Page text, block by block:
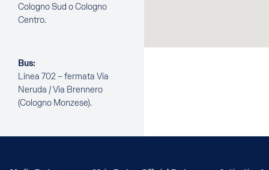
Cologno Sud o Cologno
Centro.
Bus:
Linea 702 – fermata Via
Neruda / Via Brennero
(Cologno Monzese).